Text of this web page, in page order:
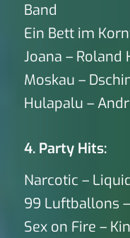
Band
Ein Bett im
Joana – Roland
Moskau –
Hulapalu –
4. Party Hits:
Narcotic –
99 Luftballons
Sex on Fire –